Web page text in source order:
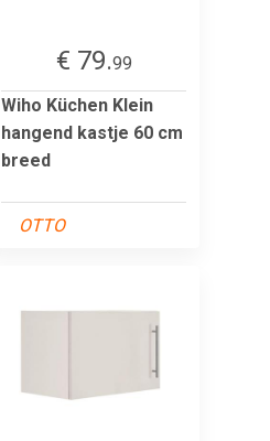
€ 79.99
Wiho Küchen Klein
hangend kastje 60 cm
breed
OTTO